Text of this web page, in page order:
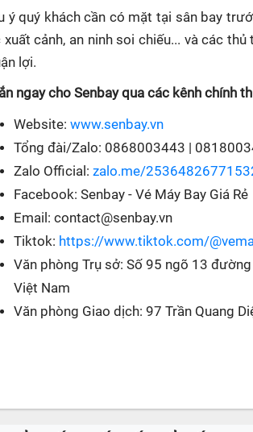
ý quý khách cần có mặt tại sân bay
xuất cảnh, an ninh soi chiếu... và các
lợi.
ngay cho Senbay qua các kênh chính
Website: www.senbay.vn
Tổng đài/Zalo: 0868003443 |
Zalo Official: zalo.me/
Facebook: Senbay - Vé Máy Bay Giá Rẻ
Email: contact@senbay.vn
Tiktok: https://www.tiktok.com/
Văn phòng Trụ sở: Số 95 ngõ 13
Việt Nam
Văn phòng Giao dịch: 97 Trần Quang